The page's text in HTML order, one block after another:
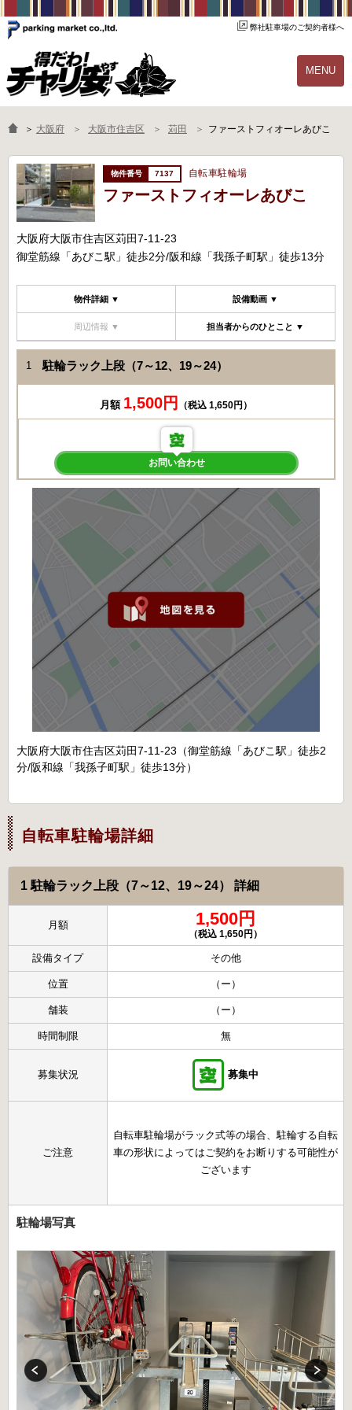
弊社駐車場のご契約者様へ
MENU
物件一覧 ご契約の流れ
よくあるご質問 駐輪場オーナー様へ
＞ 大阪府 大阪市住吉区 苅田 ファーストフィオーレあびこ
7137 自転車駐輪場
ファーストフィオーレあびこ
大阪府大阪市住吉区苅田7-11-23
御堂筋線「あびこ駅」徒歩2分/阪和線「我孫子町駅」徒歩13分
物件詳細 ▼ 設備動画 ▼
周辺情報 ▼ 担当者からのひとこと ▼
1 駐輪ラック上段（7～12、19～24）
月額 1,500円 （税込 1,650円）
お問い合わせ
大阪府大阪市住吉区苅田7-11-23（御堂筋線「あびこ駅」徒歩2
分/阪和線「我孫子町駅」徒歩13分）
自転車駐輪場詳細
1 駐輪ラック上段（7～12、19～24） 詳細
月額 1,500円
（税込 1,650円）
設備タイプ その他
位置 （ー）
舗装 （ー）
時間制限 無
募集状況 募集中
ご注意
自転車駐輪場がラック式等の場合、駐輪する自転
車の形状によってはご契約をお断りする可能性が
ございます
駐輪場写真